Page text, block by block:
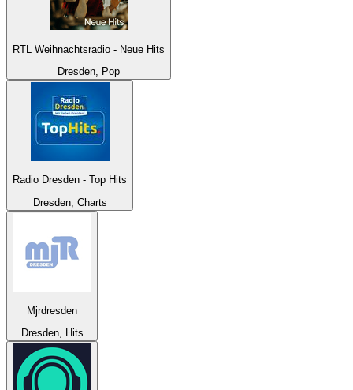
RTL Weihnachtsradio - Neue Hits
Dresden, Pop
Radio Dresden - Top Hits
Dresden, Charts
Mjrdresden
Dresden, Hits